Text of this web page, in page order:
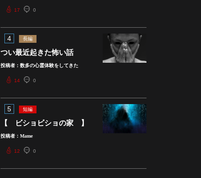
17 0
4 長編
つい最近起きた怖い話
投稿者：数多の心霊体験をしてきた
14 0
5 短編
【 ビショビショの家 】
投稿者：Mame
12 0